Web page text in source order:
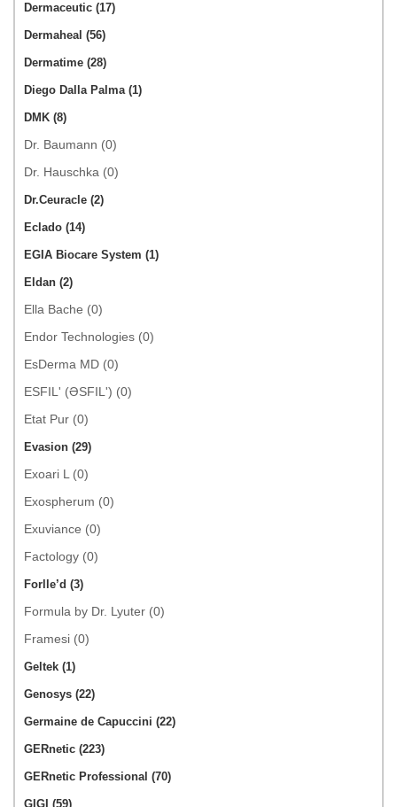
Dermaceutic (17)
Dermaheal (56)
Dermatime (28)
Diego Dalla Palma (1)
DMK (8)
Dr. Baumann (0)
Dr. Hauschka (0)
Dr.Ceuracle (2)
Eclado (14)
EGIA Biocare System (1)
Eldan (2)
Ella Bache (0)
Endor Technologies (0)
EsDerma MD (0)
ESFIL' (ƏSFIL') (0)
Etat Pur (0)
Evasion (29)
Exoari L (0)
Exospherum (0)
Exuviance (0)
Factology (0)
Forlle’d (3)
Formula by Dr. Lyuter (0)
Framesi (0)
Geltek (1)
Genosys (22)
Germaine de Capuccini (22)
GERnetic (223)
GERnetic Professional (70)
GIGI (59)